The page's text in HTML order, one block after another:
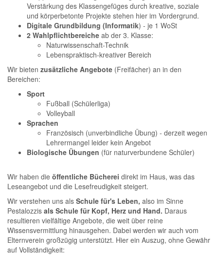
Verstärkung des Klassengefüges durch kreative, soziale
und körperbetonte Projekte stehen hier im Vordergrund.
Digitale Grundbildung (Informatik) - je 1 WoSt
2 Wahlpflichtbereiche ab der 3. Klasse:
Naturwissenschaft-Technik
Lebenspraktisch-kreativer Bereich
Wir bieten zusätzliche Angebote (Freifächer) an in den
Bereichen:
Sport
Fußball (Schülerliga)
Volleyball
Sprachen
Französisch (unverbindliche Übung) - derzeit wegen
Lehrermangel leider kein Angebot
Biologische Übungen (für naturverbundene Schüler)
Wir haben die öffentliche Bücherei direkt im Haus, was das
Leseangebot und die Lesefreudigkeit steigert.
Wir verstehen uns als Schule für's Leben, also im Sinne
Pestalozzis als Schule für Kopf, Herz und Hand. Daraus
resultieren vielfältige Angebote, die weit über reine
Wissensvermittlung hinausgehen. Dabei werden wir auch vom
Elternverein großzügig unterstützt. Hier ein Auszug, ohne Gewähr
auf Vollständigkeit: